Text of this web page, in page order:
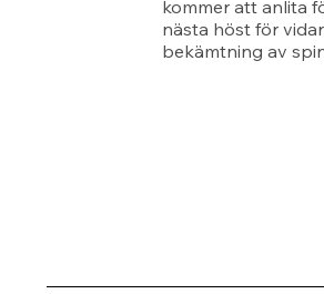
kommer att anlita
nästa höst för
bekämtning av